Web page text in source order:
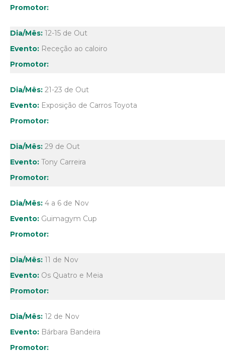
12-15 de Out
Receção ao caloiro
21-23 de Out
Exposição de Carros Toyota
29 de Out
Tony Carreira
4 a 6 de Nov
Guimagym Cup
11 de Nov
Os Quatro e Meia
12 de Nov
Bárbara Bandeira